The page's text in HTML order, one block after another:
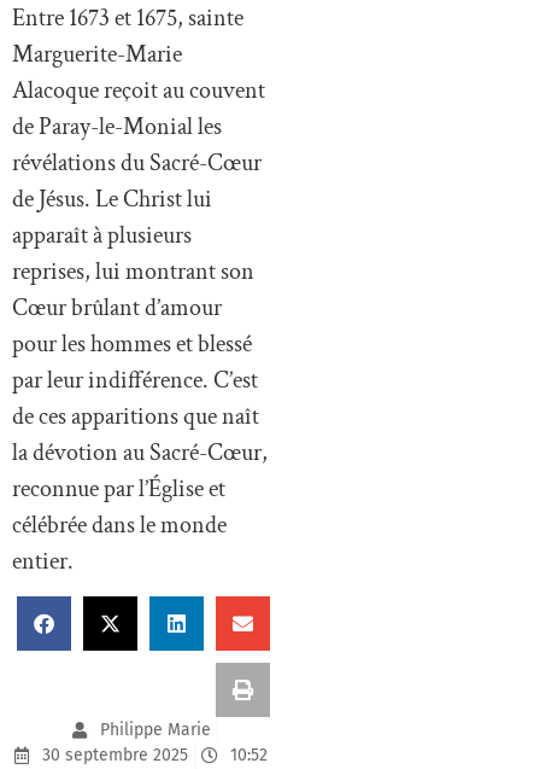
Entre 1673 et 1675, sainte
Marguerite-Marie
Alacoque reçoit au couvent
de Paray-le-Monial les
révélations du Sacré-Cœur
de Jésus. Le Christ lui
apparaît à plusieurs
reprises, lui montrant son
Cœur brûlant d’amour
pour les hommes et blessé
par leur indifférence. C’est
de ces apparitions que naît
la dévotion au Sacré-Cœur,
reconnue par l’Église et
célébrée dans le monde
entier.
Philippe Marie
30 septembre 2025
10:52